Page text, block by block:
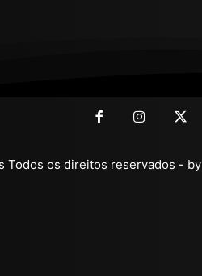
Todos os direitos reservados - by